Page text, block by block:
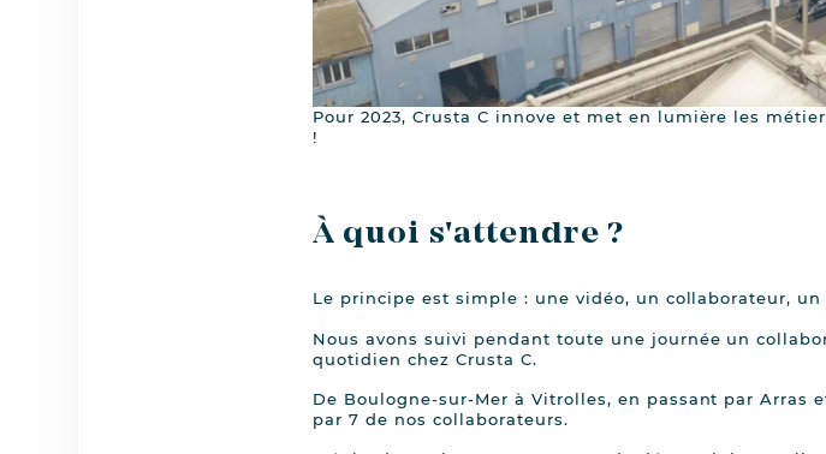
Pour 2023, Crusta C innove et met en lumière les
!
À quoi s'attendre ?
Le principe est simple : une vidéo, un collaborateur, un
Nous avons suivi pendant toute une journée un
quotidien chez Crusta C.
De Boulogne-sur-Mer à Vitrolles, en passant par Arras
par 7 de nos collaborateurs.